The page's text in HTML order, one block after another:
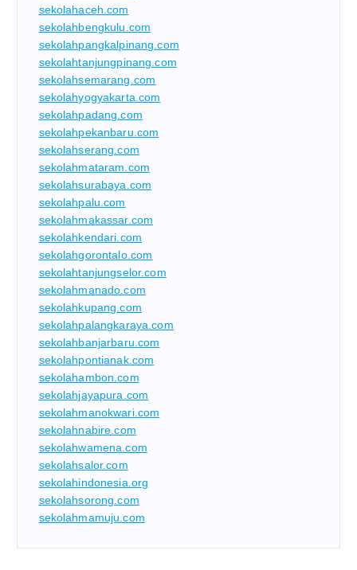
sekolahaceh.com
sekolahbengkulu.com
sekolahpangkalpinang.com
sekolahtanjungpinang.com
sekolahsemarang.com
sekolahyogyakarta.com
sekolahpadang.com
sekolahpekanbaru.com
sekolahserang.com
sekolahmataram.com
sekolahsurabaya.com
sekolahpalu.com
sekolahmakassar.com
sekolahkendari.com
sekolahgorontalo.com
sekolahtanjungselor.com
sekolahmanado.com
sekolahkupang.com
sekolahpalangkaraya.com
sekolahbanjarbaru.com
sekolahpontianak.com
sekolahambon.com
sekolahjayapura.com
sekolahmanokwari.com
sekolahnabire.com
sekolahwamena.com
sekolahsalor.com
sekolahindonesia.org
sekolahsorong.com
sekolahmamuju.com